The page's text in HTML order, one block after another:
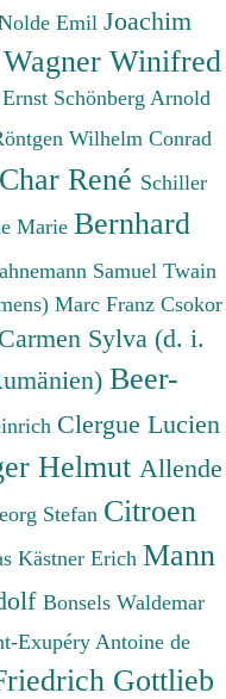
Emil Joachim
Wagner Winifred
Schönberg Arnold
Wilhelm Conrad
Char René Schiller
Marie Bernhard
Samuel Twain
Marc Franz Csokor
Carmen Sylva (d. i.
Beer-
Clergue Lucien
Helmut Allende
Stefan Citroen
Kästner Erich Mann
Bonsels Waldemar
Exupéry Antoine de
Gottlieb